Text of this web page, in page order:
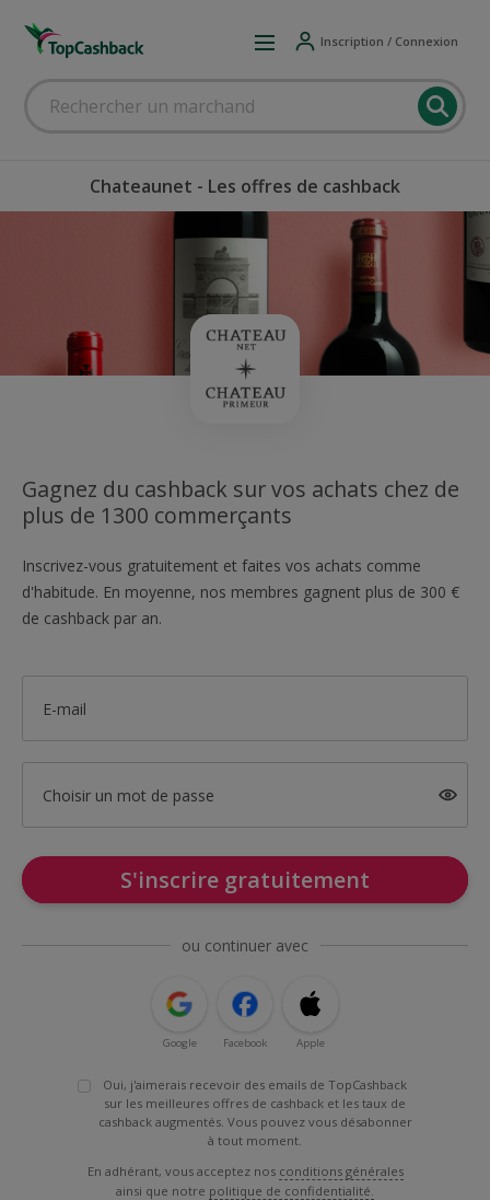
Inscription / Connexion
Chateaunet - Les offres de cashback
Gagnez du cashback sur vos achats chez de
plus de 1300 commerçants
Inscrivez-vous gratuitement et faites vos achats comme
d'habitude. En moyenne, nos membres gagnent plus de 300 €
de cashback par an.
E-mail
Choisir un mot de passe
S'inscrire gratuitement
ou continuer avec
Google Facebook Apple
Oui, j'aimerais recevoir des emails de TopCashback
sur les meilleures offres de cashback et les taux de
cashback augmentés. Vous pouvez vous désabonner
à tout moment.
En adhérant, vous acceptez nos conditions générales
ainsi que notre politique de confidentialité.